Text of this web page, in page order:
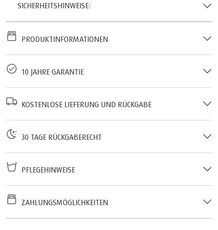
SICHERHEITSHINWEISE:
PRODUKTINFORMATIONEN
10 JAHRE GARANTIE
KOSTENLOSE LIEFERUNG UND RÜCKGABE
30 TAGE RÜCKGABERECHT
PFLEGEHINWEISE
ZAHLUNGSMÖGLICHKEITEN